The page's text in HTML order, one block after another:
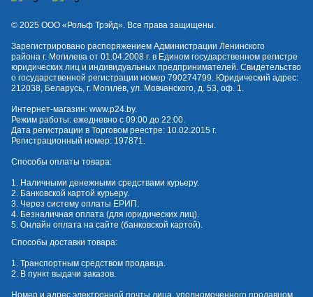
© 2025 OOO «Рольф Трэйд». Все права защищены.
Зарегистрировано распоряжением Администрации Ленинского
района г. Могилева от 01.04.2008 г. в Едином государственном регистре
юридических лиц и индивидуальных предпринимателей. Свидетельство
о государственной регистрации номер 790274799. Юридический адрес:
212038, Беларусь, г. Могилёв, ул. Мовчанского, д. 53, оф. 1.
Интернет-магазин: www.p24.by.
Режим работы: ежедневно с 09:00 до 22:00.
Дата регистрации в Торговом реестре: 10.02.2015 г.
Регистрационный номер: 197871.
Способы оплаты товара:
1. Наличными денежными средствами курьеру.
2. Банковской картой курьеру.
3. Через систему оплаты ЕРИП.
4. Безналичная оплата (для юридических лиц).
5. Онлайн оплата на сайте (банковской картой).
Способы доставки товара:
1. Транспортным средством продавца.
2. В пункт выдачи заказов.